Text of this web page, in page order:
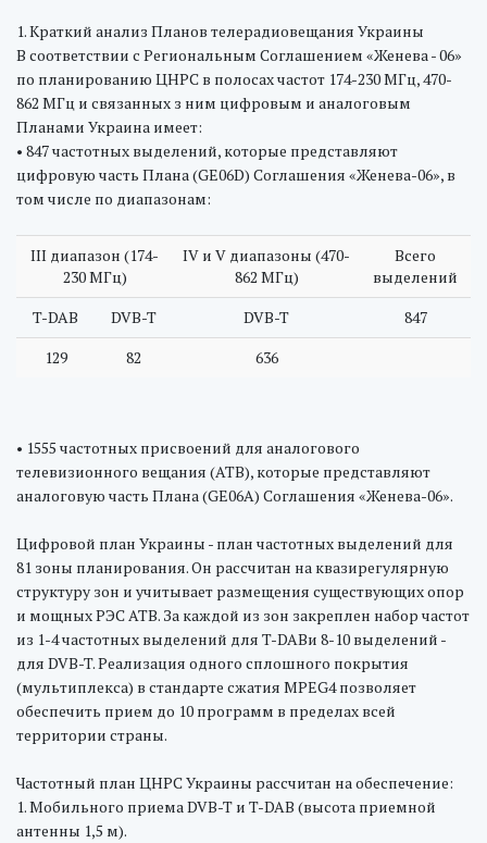
1. Краткий анализ Планов телерадиовещания Украины
В соответствии с Региональным Соглашением «Женева - 06»
по планированию ЦНРС в полосах частот 174-230 МГц, 470-
862 МГц и связанных з ним цифровым и аналоговым
Планами Украина имеет:
• 847 частотных выделений, которые представляют
цифровую часть Плана (GE06D) Соглашения «Женева-06», в
том числе по диапазонам:
III диапазон (174-
230 МГц)
IV и V диапазоны (470-
862 МГц)
Всего
выделений
T-DAB
DVB-T DVB-T
847
129
82 636
• 1555 частотных присвоений для аналогового
телевизионного вещания (АТВ), которые представляют
аналоговую часть Плана (GE06A) Соглашения «Женева-06».
Цифровой план Украины - план частотных выделений для
81 зоны планирования. Он рассчитан на квазирегулярную
структуру зон и учитывает размещения существующих опор
и мощных РЭС АТВ. За каждой из зон закреплен набор частот
из 1-4 частотных выделений для T-DABи 8-10 выделений -
для DVB-T. Реализация одного сплошного покрытия
(мультиплекса) в стандарте сжатия MPEG4 позволяет
обеспечить прием до 10 программ в пределах всей
территории страны.
Частотный план ЦНРС Украины рассчитан на обеспечение:
1. Мобильного приема DVB-T и T-DAB (высота приемной
антенны 1,5 м).